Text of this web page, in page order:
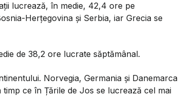
lucrează, în medie, 42,4 ore pe
Herțegovina și Serbia, iar Grecia se
de 38,2 ore lucrate săptămânal.
Norvegia, Germania și Danemarca
ce în Țările de Jos se lucrează cel mai